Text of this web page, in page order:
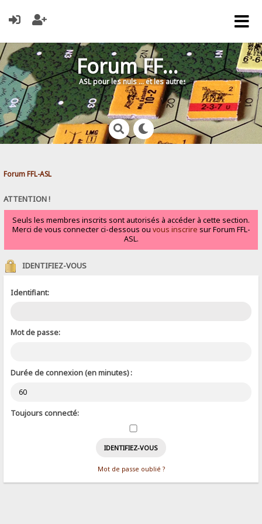
Forum FFL-ASL
ASL pour les nuls … et les autres !
Forum FFL-ASL
ATTENTION !
Seuls les membres inscrits sont autorisés à accéder à cette section.
Merci de vous connecter ci-dessous ou vous inscrire sur Forum FFL-
ASL.
IDENTIFIEZ-VOUS
Identifiant:
Mot de passe:
Durée de connexion (en minutes) :
Toujours connecté:
Mot de passe oublié ?